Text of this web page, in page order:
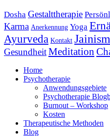
Dosha Gestalttherapie
Karma Anerkennung Yoga
Ayurveda Kontakt
GesundheitMeditation
Home
Psychotherapie
Anwendungsgebiete
Psychotherapie
Burnout – Workshop
Kosten
Therapeutische Methoden
Blog